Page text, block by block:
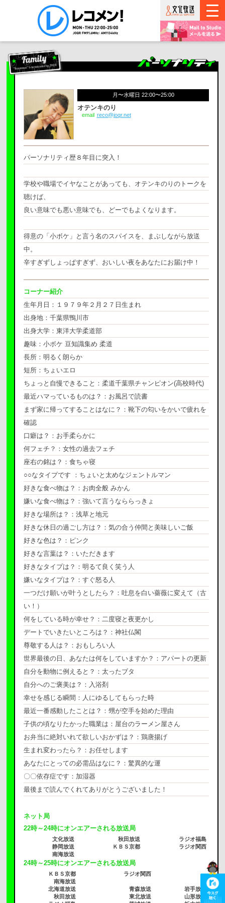
月〜水曜日 22:00〜25:00
オテンキのり
email reco@joqr.net
パーソナリティ歴８年目に突入！
学校や職場でイヤなことがあっても、オテンキのりのトークを
聴けば、
良い意味でも悪い意味でも、どーでもよくなります。
得意の「小ボケ」と言う名のスパイスを、まぶしながら放送
中。
辛すぎずしょっぱすぎず、おいしい夜をあなたにお届け中！
コーナー紹介
生年月日：１９７９年２月２７日生まれ
出身地：千葉県鴨川市
出身大学：東洋大学柔道部
趣味：小ボケ 豆知識集め 柔道
長所：明るく朗らか
短所：ちょいエロ
ちょっと自慢できること：柔道千葉県チャンピオン(高校時代)
最近ハマっているものは？：お風呂で読書
まず家に帰ってすることはなに？：靴下の匂いをかいで疲れを
確認
口癖は？：お手柔らかに
何フェチ？：女性の過去フェチ
座右の銘は？：食ちゃ寝
○○なタイプです
：ちょいと太めなジェントルマン
好きな食べ物は？：お肉全般 みかん
嫌いな食べ物は？：強いて言うなららっきょ
好きな場所は？：浅草と地元
好きな休日の過ごし方は？：気の合う仲間と美味しいご飯
好きな色は？：ピンク
好きな言葉は？：いただきます
好きなタイプは？：明るて良く笑う人
嫌いなタイプは？：すぐ怒る人
一つだけ願いが叶うとしたら？：吐息を白い薔薇に変えて（古
い！）
何をしている時が幸せ？：二度寝と夜更かし
デートでいきたいところは？：神社仏閣
尊敬する人は？：おもしろい人
世界最後の日、あなたは何をしていますか？：アパートの更新
自分を動物に例えると？：太ったブタ
自分へのご褒美は？：入浴剤
幸せを感じる瞬間：人にゆるしてもらった時
最近一番感動したことは？：甥が空手を始めた理由
子供の頃なりたかった職業は：屋台のラーメン屋さん
お弁当に絶対いれて欲しいおかずは？：鶏唐揚げ
生まれ変わったら？：お任せします
あなたにとっての必需品はなに？：驚異的な運
〇〇依存症です：加湿器
最後まで読んでくれてありがとうございました！
ネット局
22時～24時にオンエアーされる放送局
文化放送 秋田放送
ラジオ福島
静岡放送
ＫＢＳ京都
ラジオ関西
南海放送
24時～25時にオンエアーされる放送局
ＫＢＳ京都
ラジオ関西
南海放送
北海道放送
青森放送
岩手放送
秋田放送
東北放送
山形放送